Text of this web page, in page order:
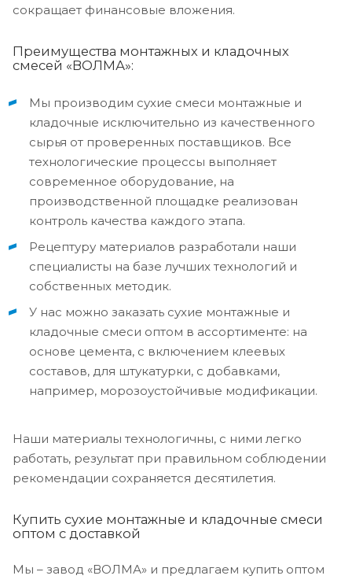
сокращает финансовые вложения.
Преимущества монтажных и кладочных
смесей «ВОЛМА»:
Мы производим сухие смеси монтажные и
кладочные исключительно из качественного
сырья от проверенных поставщиков. Все
технологические процессы выполняет
современное оборудование, на
производственной площадке реализован
контроль качества каждого этапа.
Рецептуру материалов разработали наши
специалисты на базе лучших технологий и
собственных методик.
У нас можно заказать сухие монтажные и
кладочные смеси оптом в ассортименте: на
основе цемента, с включением клеевых
составов, для штукатурки, с добавками,
например, морозоустойчивые модификации.
Наши материалы технологичны, с ними легко
работать, результат при правильном соблюдении
рекомендации сохраняется десятилетия.
Купить сухие монтажные и кладочные смеси
оптом с доставкой
Мы – завод «ВОЛМА» и предлагаем купить оптом